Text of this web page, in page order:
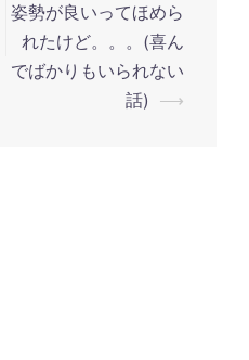
姿勢が良いってほめら
れたけど。。。(喜ん
でばかりもいられない
話) ⟶